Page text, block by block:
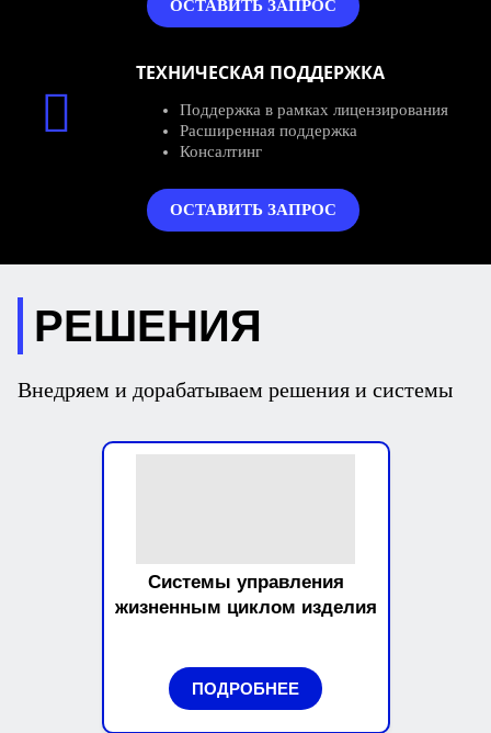
ОСТАВИТЬ ЗАПРОС
ТЕХНИЧЕСКАЯ ПОДДЕРЖКА
Поддержка в рамках лицензирования
Расширенная поддержка
Консалтинг
ОСТАВИТЬ ЗАПРОС
РЕШЕНИЯ
Внедряем и дорабатываем решения и системы
Системы управления
жизненным циклом изделия
ПОДРОБНЕЕ